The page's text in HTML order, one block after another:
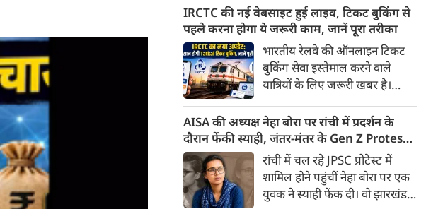
है। एम्प्लॉइज पेंशन स्कीम (EPS-95)
के तहत मिलने वाली बेहद कम पेंशन
से नाराज देश के सेवानिवृत्त कर्मचारी
अब आर-पार की लड़ाई के मूड में हैं।
IRCTC की नई वेबसाइट हुई लाइव, टिकट बुकिंग से
पहले करना होगा ये जरूरी काम, जानें पूरा तरीका
भारतीय रेलवे की ऑनलाइन टिकट
बुकिंग सेवा इस्तेमाल करने वाले
यात्रियों के लिए जरूरी खबर है।
वेबसाइट का बीटा वर्जन लॉन्च कर
दिया है। करीब 24 साल पुराने
इंटरफेस के बाद वेबसाइट को नए
डिजाइन और कई नए फीचर्स के साथ
अपडेट किया गया है।
AISA की अध्यक्ष नेहा बोरा पर रांची में प्रदर्शन के
दौरान फेंकी स्याही, जंतर-मंतर के Gen Z Protest
से आई थी चर्चा में रांची में चल रहे JPSC प्रोटेस्ट में
शामिल होने पहुंचीं नेहा बोरा पर एक
युवक ने स्याही फेंक दी। वो झारखंड में